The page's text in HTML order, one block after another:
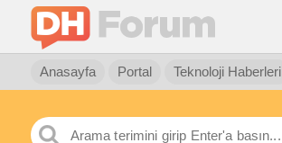
Anasayfa Portal Teknoloji Haberleri